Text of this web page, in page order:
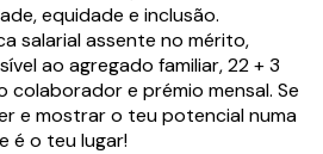
equidade e inclusão.
salarial assente no mérito,
ao agregado familiar, 22 + 3
colaborador e prémio mensal. Se
e mostrar o teu potencial numa
é o teu lugar!